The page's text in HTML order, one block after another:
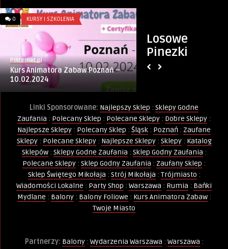
Losowe
Pinezki
0 KURSY I SZKOLENIA
PINternet.pl
Kurs Animatora Zabaw Poznań –
10.02.2024
Linki Sponsorowane: Najlepszy Sklep : Sklepy Godne
Zaufania : Polecany Sklep : Polecane Sklepy : Dobre Sklepy :
Najlepsze Sklepy : Polecany Sklep : Śląsk : Poznań : Zaufane
Sklepy: Polecane Sklepy: Najlepsze Sklepy: Sklepy: Katalog
Sklepów: Sklepy Godne Zaufania : Sklep Godny Zaufania :
Polecane Sklepy : Sklep Godny Zaufania : Zaufany Sklep :
Sklep Świętego Mikołaja : Strój Mikołaja : Trójmiasto :
Wiadomości Lokalne : Party Shop : Warszawa : Rumia : Bańki
Mydlane : Balony: Balony Foliowe : Kurs Animatora Zabaw:
Twoje Miasto
Partnerzy: Balony: Wydarzenia Warszawa : Warszawa :